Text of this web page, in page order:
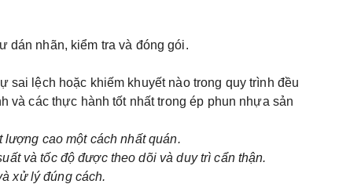
dán nhãn, kiểm tra và đóng gói.
sai lệch hoặc khiếm khuyết nào trong quy trình đều
và các thực hành tốt nhất trong ép phun nhựa sản
lượng cao một cách nhất quán.
và tốc độ được theo dõi và duy trì cẩn thận.
xử lý đúng cách.